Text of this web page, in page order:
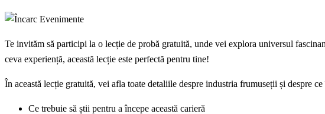
Te invităm să participi la o lecție de probă gratuită, unde vei explora universul
ceva experiență, această lecție este perfectă pentru tine!
În această lecție gratuită, vei afla toate detaliile despre industria frumuseții și despre
Ce trebuie să știi pentru a începe această carieră